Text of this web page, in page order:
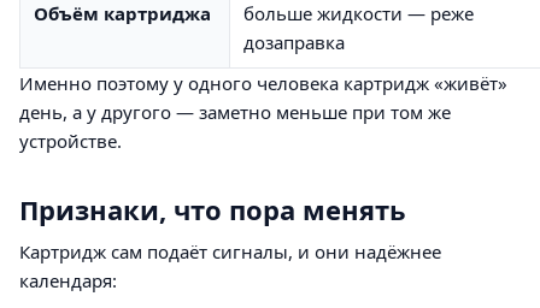
Объём картриджа
больше жидкости — реже
дозаправка
Именно поэтому у одного человека картридж «живёт»
день, а у другого — заметно меньше при том же
устройстве.
Признаки, что пора менять
Картридж сам подаёт сигналы, и они надёжнее
календаря: